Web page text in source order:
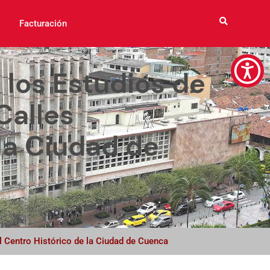
Facturación
Estudios de
Ciudad de
Histórico de la Ciudad de Cuenca